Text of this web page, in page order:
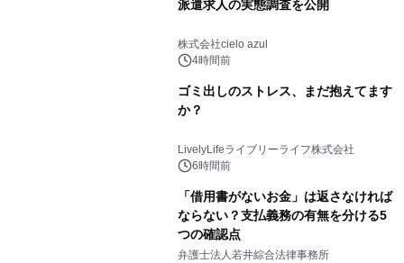
派遣求人の実態調査を公開
株式会社cielo azul
4時間前
ゴミ出しのストレス、まだ抱えてます
か？
LivelyLifeライブリーライフ株式会社
6時間前
「借用書がないお金」は返さなければ
ならない？支払義務の有無を分ける5
つの確認点
弁護士法人若井綜合法律事務所